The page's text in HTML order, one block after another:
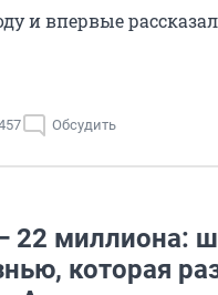
и впервые
Обсудить
22 миллиона:
которая